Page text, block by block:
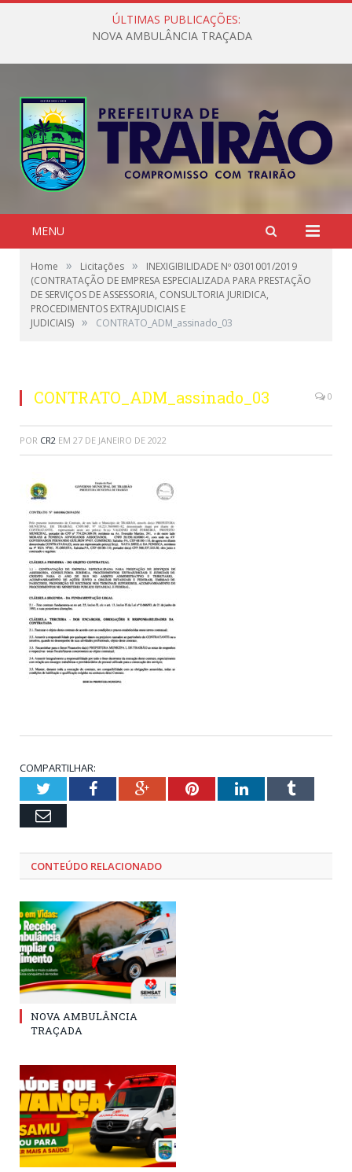
ÚLTIMAS PUBLICAÇÕES:
NOVA AMBULÂNCIA TRAÇADA
MENU
Home » Licitações »
INEXIGIBILIDADE Nº 0301001/2019
(CONTRATAÇÃO DE EMPRESA ESPECIALIZADA PARA PRESTAÇÃO
DE SERVIÇOS DE ASSESSORIA, CONSULTORIA JURIDICA,
PROCEDIMENTOS EXTRAJUDICIAIS E
JUDICIAIS) » CONTRATO_ADM_assinado_03
CONTRATO_ADM_assinado_03 0
POR CR2 EM 27 DE JANEIRO DE 2022
COMPARTILHAR:
TwitterFacebookGoogle+PinterestLinkedInTumblr
Email
CONTEÚDO RELACIONADO
NOVA AMBULÂNCIA
TRAÇADA